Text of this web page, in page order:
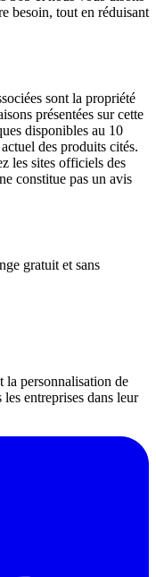
besoin, tout en réduisant
sont la propriété
présentées sur cette
disponibles au 10
des produits cités.
les sites officiels des
constitue pas un avis
gratuit et sans
la personnalisation de
entreprises dans leur